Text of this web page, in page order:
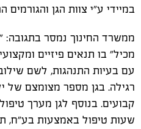
במיידי ע"י צוות הגן והגורמים
ממשרד החינוך נמסר בתגובה:
מכיל" בו תנאים פיזיים
עם בעיות התנהגות, לשם
רגילה. בגן מספר מצומצם של
קבועים. בנוסף לגן מערך
שעות טיפול באמצעות בע"ח,